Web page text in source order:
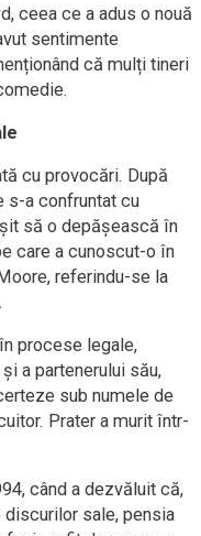
ceea ce a adus o nouă
sentimente
că mulți tineri
cu provocări. După
s-a confruntat cu
să o depășească în
care a cunoscut-o în
referindu-se la
procese legale,
a partenerului său,
sub numele de
Prater a murit într-
când a dezvăluit că,
sale, pensia